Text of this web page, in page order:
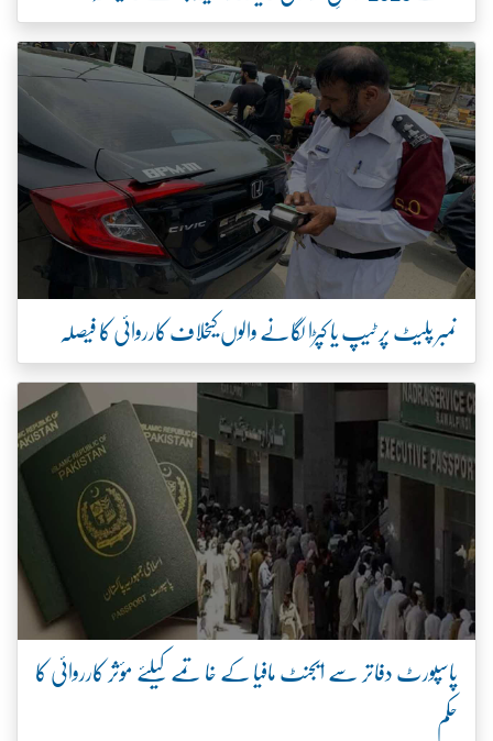
نمبر پلیٹ پر ٹیپ یا کپڑا لگانے والوں کیخلاف کارروائی کا فیصلہ
پاسپورٹ دفاتر سے ایجنٹ مافیا کے خاتمے کیلئے مؤثر کارروائی کا
حکم